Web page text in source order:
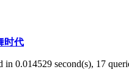
时代
in 0.014529 second(s), 17